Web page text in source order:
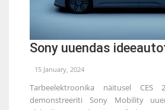
Sony uuendas
15 January, 2024
Tarbeelektroonika näitusel CES
demonstreeriti Sony Mobility